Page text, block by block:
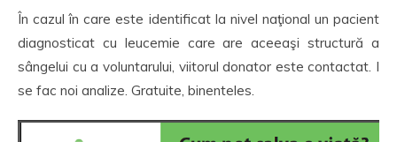
În cazul în care este identificat la nivel naţional un pacient
diagnosticat cu leucemie care are aceeaşi structură a
sângelui cu a voluntarului, viitorul donator este contactat. I
se fac noi analize. Gratuite, binenteles.